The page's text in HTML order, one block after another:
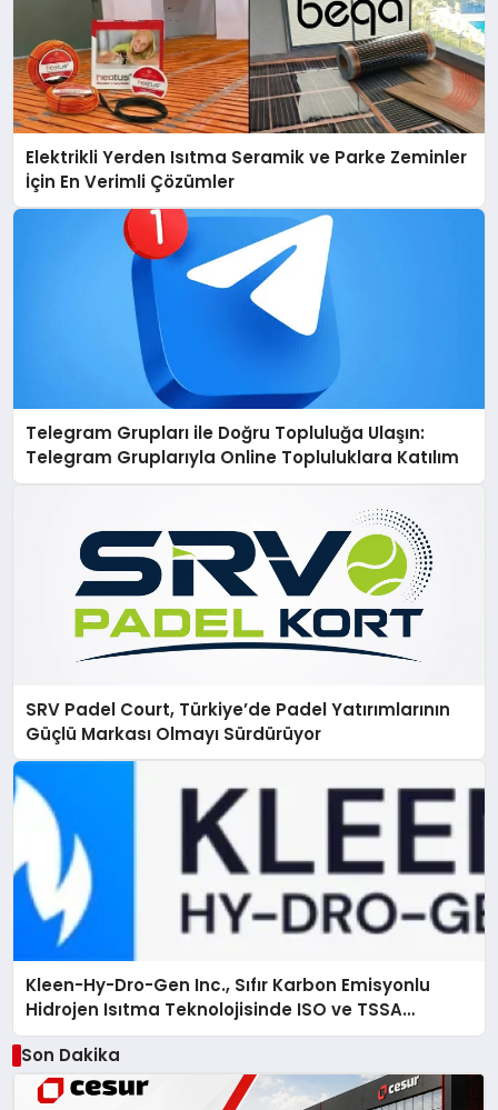
Elektrikli Yerden Isıtma Seramik ve Parke Zeminler
İçin En Verimli Çözümler
Telegram Grupları ile Doğru Topluluğa Ulaşın:
Telegram Gruplarıyla Online Topluluklara Katılım
SRV Padel Court, Türkiye’de Padel Yatırımlarının
Güçlü Markası Olmayı Sürdürüyor
Kleen-Hy-Dro-Gen Inc., Sıfır Karbon Emisyonlu
Hidrojen Isıtma Teknolojisinde ISO ve TSSA
Düzenleyici Onaylarını Aldı
Son Dakika